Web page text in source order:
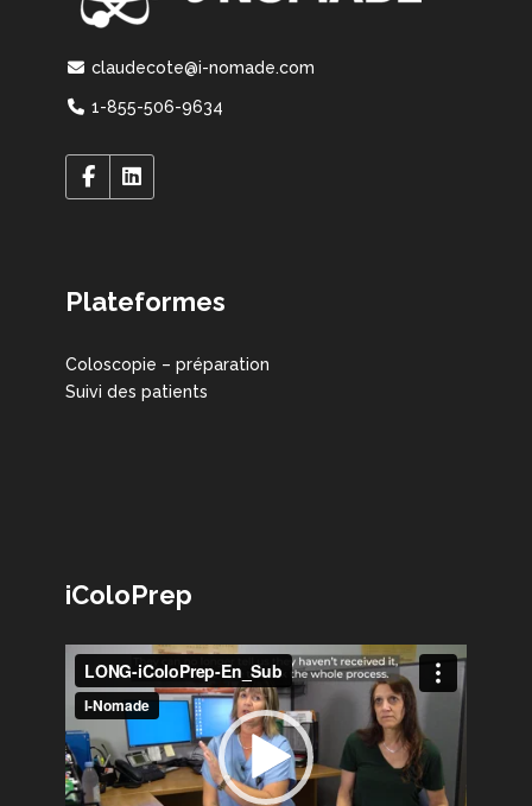
claudecote@i-nomade.com
1-855-506-9634
Plateformes
Coloscopie – préparation
Suivi des patients
iColoPrep
Lecteur
vidéo